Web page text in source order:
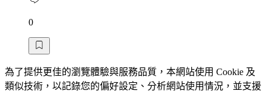
0
為了提供更佳的瀏覽體驗與服務品質，本網站使用 Cookie 及
類似技術，以記錄您的偏好設定、分析網站使用情況，並支援